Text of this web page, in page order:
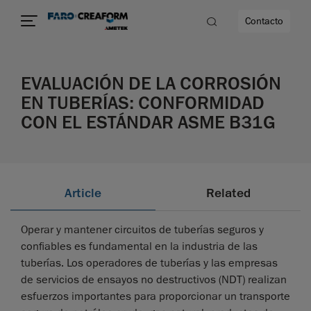
Contacto
EVALUACIÓN DE LA CORROSIÓN
EN TUBERÍAS: CONFORMIDAD
CON EL ESTÁNDAR ASME B31G
Article Related
Operar y mantener circuitos de tuberías seguros y
confiables es fundamental en la industria de las
tuberías. Los operadores de tuberías y las empresas
de servicios de ensayos no destructivos (NDT) realizan
esfuerzos importantes para proporcionar un transporte